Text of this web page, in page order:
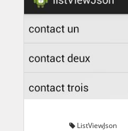
ListViewJson